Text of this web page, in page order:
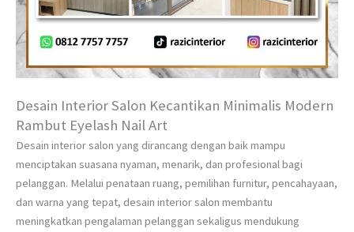
Desain Interior Salon Kecantikan Minimalis Modern
Rambut Eyelash Nail Art
Desain interior salon yang dirancang dengan baik mampu
menciptakan suasana nyaman, menarik, dan profesional bagi
pelanggan. Melalui penataan ruang, pemilihan furnitur, pencahayaan,
dan warna yang tepat, desain interior salon membantu
meningkatkan pengalaman pelanggan sekaligus mendukung